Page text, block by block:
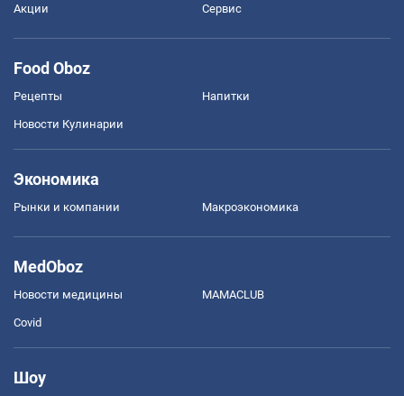
Акции Сервис
Food Oboz
Рецепты Напитки
Новости Кулинарии
Экономика
Рынки и компании Mакроэкономика
MedOboz
Новости медицины MAMACLUB
Covid
Шоу